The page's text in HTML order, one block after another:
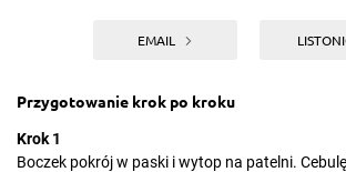
EMAIL
Przygotowanie krok po kroku
Krok 1
Boczek pokrój w paski i wytop na patelni.